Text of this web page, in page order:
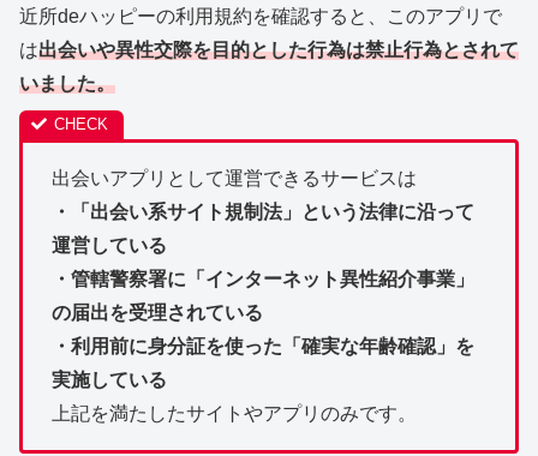
近所deハッピーの利用規約を確認すると、このアプリで
は出会いや異性交際を目的とした行為は禁止行為とされて
いました。
出会いアプリとして運営できるサービスは
・「出会い系サイト規制法」という法律に沿って
運営している
・管轄警察署に「インターネット異性紹介事業」
の届出を受理されている
・利用前に身分証を使った「確実な年齢確認」を
実施している
上記を満たしたサイトやアプリのみです。